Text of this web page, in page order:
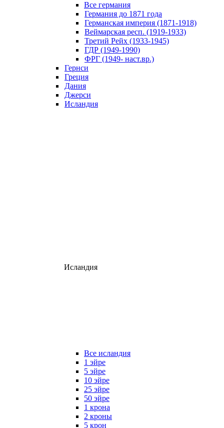
Все германия
Германия до 1871 года
Германская империя (1871-1918)
Веймарская респ. (1919-1933)
Третий Рейх (1933-1945)
ГДР (1949-1990)
ФРГ (1949- наст.вр.)
Гернси
Греция
Дания
Джерси
Исландия
Исландия
Все исландия
1 эйре
5 эйре
10 эйре
25 эйре
50 эйре
1 крона
2 кроны
5 крон